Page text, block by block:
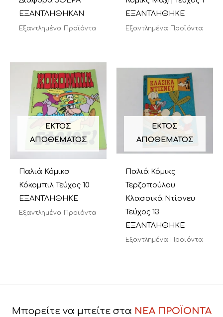
ΕΞΑΝΤΛΗΘΗΚΑΝ
Εξαντλημένα Προϊόντα
ΕΞΑΝΤΛΗΘΗΚΕ
Εξαντλημένα Προϊόντα
ΕΚΤΌΣ
ΑΠΟΘΈΜΑΤΟΣ
Παλιά Κόμικσ
Κόκομπιλ Τεύχος 10
ΕΞΑΝΤΛΗΘΗΚΕ
Εξαντλημένα Προϊόντα
ΕΚΤΌΣ
ΑΠΟΘΈΜΑΤΟΣ
Παλιά Κόμικς
Τερζοπούλου
Κλασσικά Ντίσνευ
Τεύχος 13
ΕΞΑΝΤΛΗΘΗΚΕ
Εξαντλημένα Προϊόντα
Μπορείτε να μπείτε στα ΝΕΑ ΠΡΟΪΟΝΤΑ